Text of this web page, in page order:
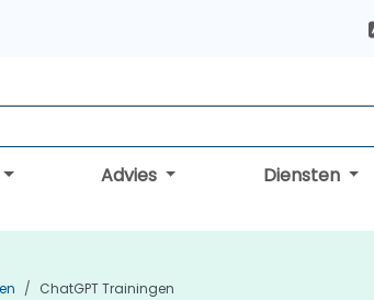
Advies Diensten
ChatGPT Trainingen